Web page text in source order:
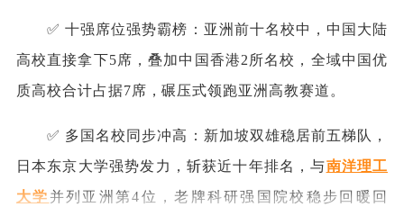
✅ 十强席位强势霸榜：亚洲前十名校中，中国大陆
高校直接拿下5席，叠加中国香港2所名校，全域中国优
质高校合计占据7席，碾压式领跑亚洲高教赛道。
✅ 多国名校同步冲高：新加坡双雄稳居前五梯队，
日本东京大学强势发力，斩获近十年排名，与南洋理工
大学 并列亚洲第4位，老牌科研强国院校稳步回暖回